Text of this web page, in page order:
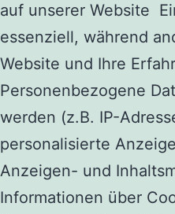
auf unserer Website
essenziell, während
Website und Ihre
Personenbezogene
werden (z.B. IP-
personalisierte
Anzeigen- und
Informationen über